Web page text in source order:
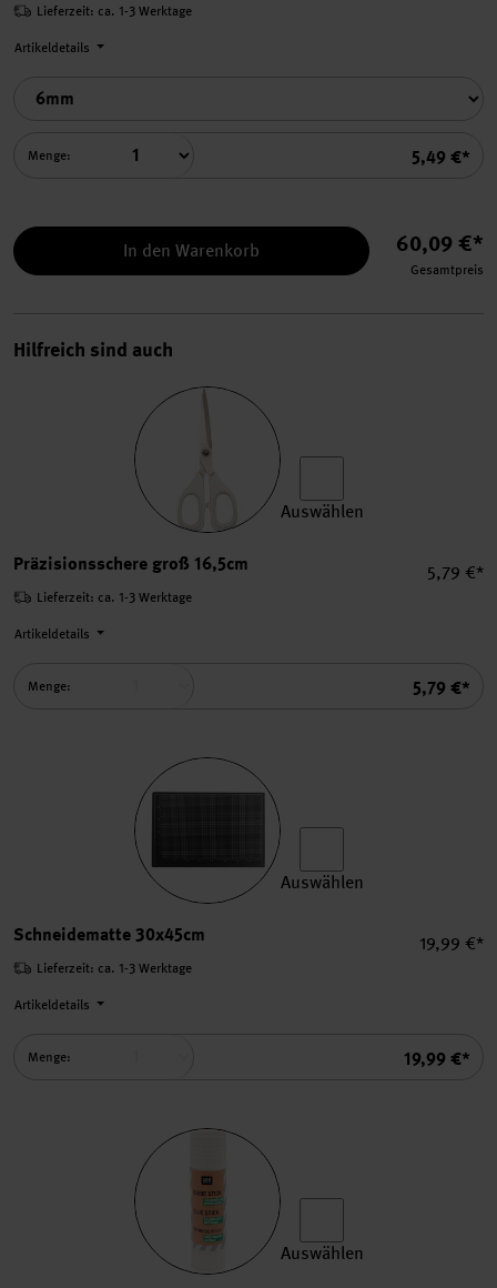
Summe
5,49 €*
Lieferzeit: ca. 1-3 Werktage
Artikeldetails
Menge:
In den Warenkorb 60,09 €*
Gesamtpreis
Hilfreich sind auch
Auswählen
Präzisionsschere groß 16,5cm
5,79 €*
Summe
5,79 €*
Lieferzeit: ca. 1-3 Werktage
Artikeldetails
Menge:
Auswählen
Schneidematte 30x45cm
19,99 €*
Summe
19,99 €*
Lieferzeit: ca. 1-3 Werktage
Artikeldetails
Menge:
Auswählen